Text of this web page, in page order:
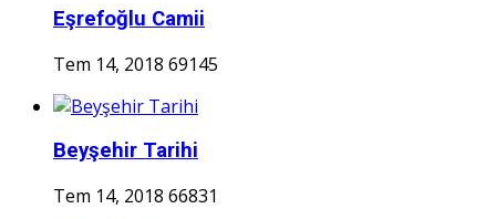
Eşrefoğlu Camii
Tem 14, 2018 69145
Beyşehir Tarihi
Tem 14, 2018 66831